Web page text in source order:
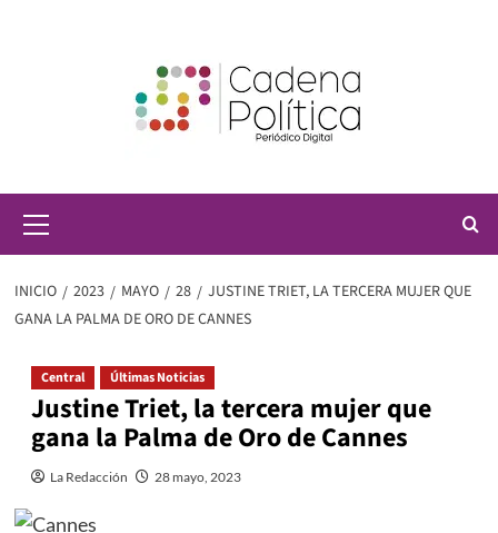
principal
INICIO 2023 MAYO 28
JUSTINE TRIET, LA TERCERA MUJER QUE
GANA LA PALMA DE ORO DE CANNES
Central Últimas Noticias
Justine Triet, la tercera mujer que
gana la Palma de Oro de Cannes
La Redacción 28 mayo, 2023